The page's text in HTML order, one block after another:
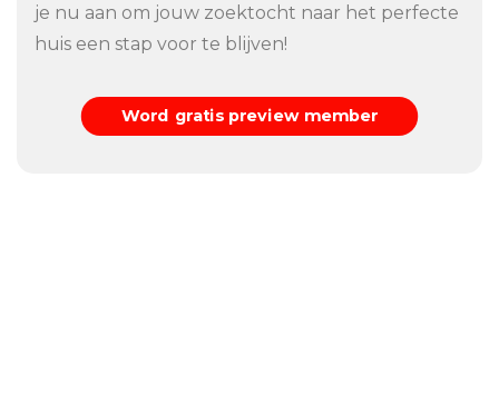
je nu aan om jouw zoektocht naar het perfecte
huis een stap voor te blijven!
Word gratis preview member